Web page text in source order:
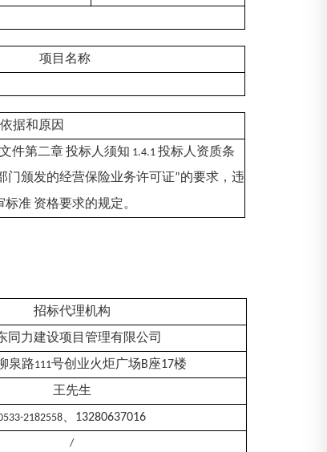
项目名称
据和原因
件第二章投标人须知 1.4.1 投标人资质条
门颁发的经营保险业务许可证”的要求，违
标准 资格要求的规定。
招标代理机构
同力建设项目管理有限公司
泉路111号创业火炬广场B座17楼
王先生
2182558、 13280637016
/